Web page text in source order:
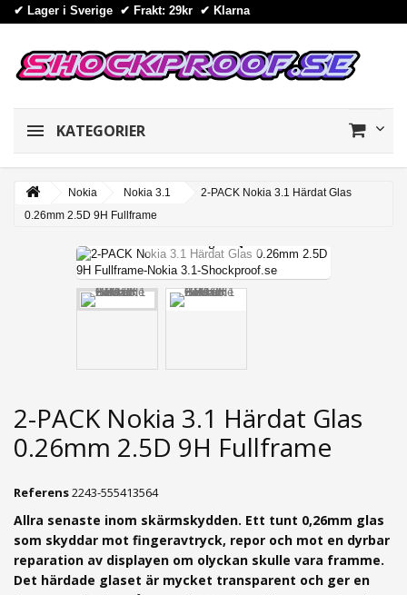
✔ Lager i Sverige ✔ Frakt: 29kr ✔ Klarna
KATEGORIER
Nokia Nokia 3.1
2-PACK Nokia 3.1 Härdat Glas
0.26mm 2.5D 9H Fullframe
2-PACK Nokia 3.1 Härdat Glas
0.26mm 2.5D 9H Fullframe
Referens2243-555413564
Allra senaste inom skärmskydden. Ett tunt 0,26mm glas
som skyddar mot fingeravtryck, repor och mot en dyrbar
reparation av displayen om olyckan skulle vara framme.
Det härdade glaset är mycket transparent och ger en